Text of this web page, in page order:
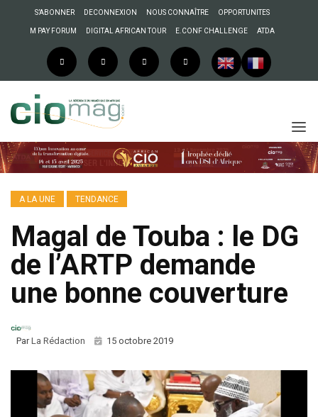
S’ABONNER DECONNEXION NOUS CONNAÎTRE OPPORTUNITES
M PAY FORUM DIGITAL AFRICAN TOUR E.CONF CHALLENGE ATDA
A LA UNE TENDANCE
Magal de Touba : le DG
de l’ARTP demande
une bonne couverture
ParLa Rédaction 15 octobre 2019